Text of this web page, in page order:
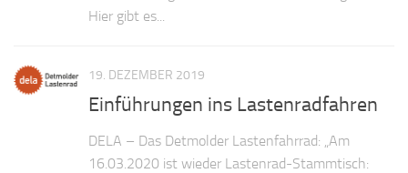
Hier gibt es...
19. DEZEMBER 2019
Einführungen ins Lastenradfahren
DELA – Das Detmolder Lastenfahrrad: „Am
16.03.2020 ist wieder Lastenrad-Stammtisch: